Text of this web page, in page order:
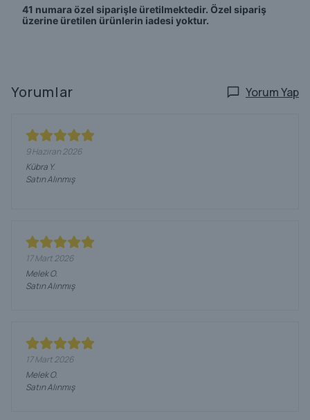
41 numara özel siparişle üretilmektedir. Özel sipariş
üzerine üretilen ürünlerin iadesi yoktur.
Yorumlar Yorum Yap
9 Haziran 2026
Kübra Y.
Satın Alınmış
17 Mart 2026
MelekO.
Satın Alınmış
17 Mart 2026
MelekO.
Satın Alınmış